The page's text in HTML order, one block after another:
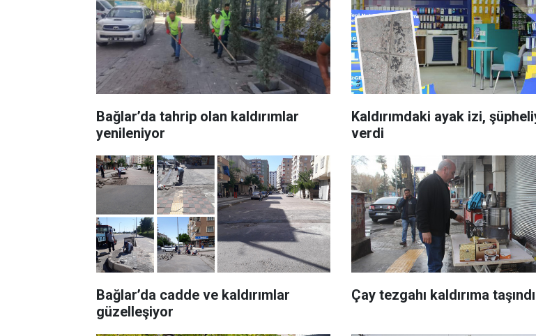
Bağlar’da tahrip olan kaldırımlar
yenileniyor
Kaldırımdaki ayak izi,
verdi
Bağlar’da cadde ve kaldırımlar
güzelleşiyor
Çay tezgahı kaldırıma